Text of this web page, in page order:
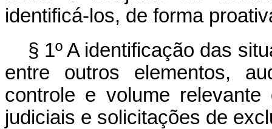
identificá-los, de forma
§ 1º A identificação das
entre outros elementos,
controle e volume
judiciais e solicitações de